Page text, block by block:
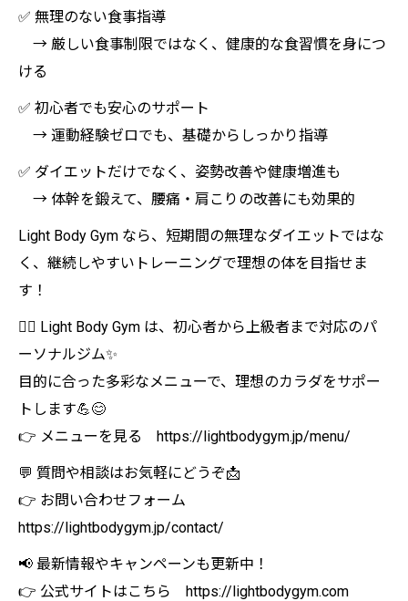
✅ 無理のない食事指導
→ 厳しい食事制限ではなく、健康的な食習慣を身につ
ける
✅ 初心者でも安心のサポート
→ 運動経験ゼロでも、基礎からしっかり指導
✅ ダイエットだけでなく、姿勢改善や健康増進も
→ 体幹を鍛えて、腰痛・肩こりの改善にも効果的
Light Body Gym なら、短期間の無理なダイエットではな
く、継続しやすいトレーニングで理想の体を目指せま
す！
🏋️‍♀️ Light Body Gym は、初心者から上級者まで対応のパ
ーソナルジム✨
目的に合った多彩なメニューで、理想のカラダをサポー
トします💪😊
👉 メニューを見る https://lightbodygym.jp/menu/
💬 質問や相談はお気軽にどうぞ📩
👉 お問い合わせフォーム
https://lightbodygym.jp/contact/
📢 最新情報やキャンペーンも更新中！
👉 公式サイトはこちら https://lightbodygym.com